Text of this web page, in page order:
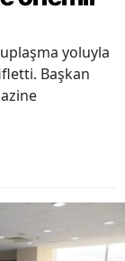
yoluyla
Başkan